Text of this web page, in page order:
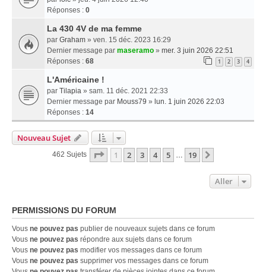
Réponses : 0
La 430 4V de ma femme
par Graham » ven. 15 déc. 2023 16:29
Dernier message par maseramo » mer. 3 juin 2026 22:51
Réponses : 68 1 2 3 4
L'Américaine !
par Tilapia » sam. 11 déc. 2021 22:33
Dernier message par Mouss79 » lun. 1 juin 2026 22:03
Réponses : 14
Nouveau Sujet
462 Sujets Page 1Sur
1 2 3 4 5 19
Aller
PERMISSIONS DU FORUM
Vous ne pouvez pas publier de nouveaux sujets dans ce forum
Vous ne pouvez pas répondre aux sujets dans ce forum
Vous ne pouvez pas modifier vos messages dans ce forum
Vous ne pouvez pas supprimer vos messages dans ce forum